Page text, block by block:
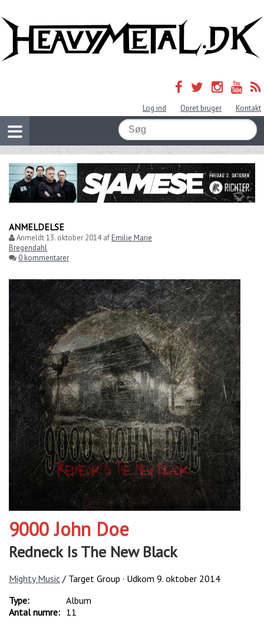
Log ind Opret bruger Kontakt
ANMELDELSE
Anmeldt13. oktober 2014afEmilie Marie
Bregendahl
0 kommentarer
9000 John Doe
Redneck Is The New Black
Mighty Music / Target Group · Udkom 9. oktober 2014
Type:
Album
Antal numre: 11